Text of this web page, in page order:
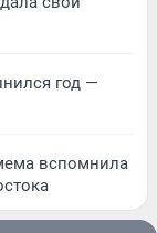
год —
вспомнила